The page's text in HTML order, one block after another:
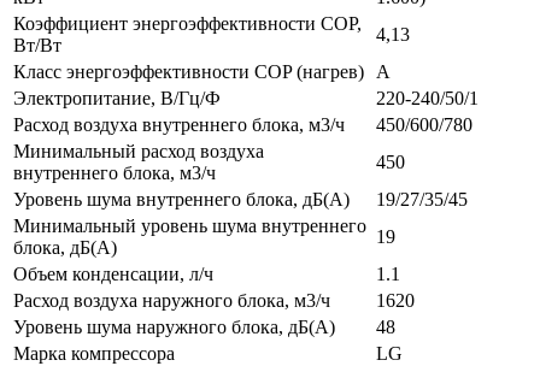
Коэффициент энергоэффективности COP,
Вт/Вт
4,13
Класс энергоэффективности COP (нагрев)
A
Электропитание, В/Гц/Ф
220-240/50/1
Расход воздуха внутреннего блока, м3/ч
450/600/780
Минимальный расход воздуха
внутреннего блока, м3/ч
450
Уровень шума внутреннего блока, дБ(А)
19/27/35/45
Минимальный уровень шума внутреннего
блока, дБ(А)
19
Объем конденсации, л/ч
1.1
Расход воздуха наружного блока, м3/ч
1620
Уровень шума наружного блока, дБ(А)
48
Марка компрессора
LG